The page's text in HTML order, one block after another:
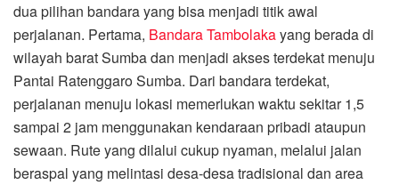
dua pilihan bandara yang bisa menjadi titik awal
perjalanan. Pertama, Bandara Tambolakayang berada di
wilayah barat Sumba dan menjadi akses terdekat menuju
Pantai Ratenggaro Sumba. Dari bandara terdekat,
perjalanan menuju lokasi memerlukan waktu sekitar 1,5
sampai 2 jam menggunakan kendaraan pribadi ataupun
sewaan. Rute yang dilalui cukup nyaman, melalui jalan
beraspal yang melintasi desa-desa tradisional dan area